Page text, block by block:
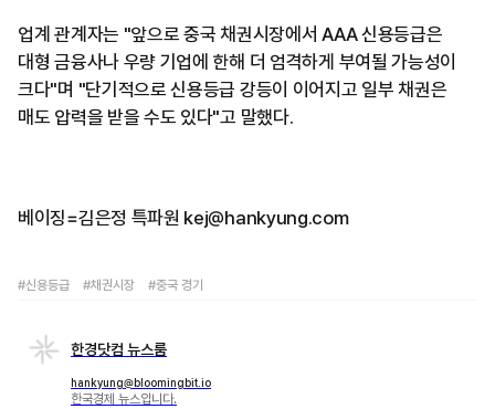
업계 관계자는 "앞으로 중국 채권시장에서 AAA 신용등급은
대형 금융사나 우량 기업에 한해 더 엄격하게 부여될 가능성이
크다"며 "단기적으로 신용등급 강등이 이어지고 일부 채권은
매도 압력을 받을 수도 있다"고 말했다.
베이징=김은정 특파원 kej@hankyung.com
#신용등급 #채권시장 #중국 경기
한경닷컴 뉴스룸
hankyung@bloomingbit.io
한국경제 뉴스입니다.